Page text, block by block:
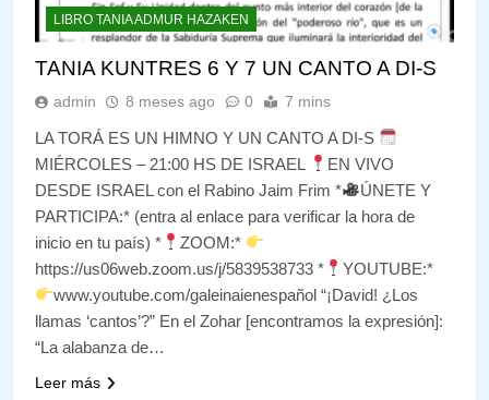
LIBRO TANIA ADMUR HAZAKEN
TANIA KUNTRES 6 Y 7 UN CANTO A DI-S
admin 8 meses ago 0 7 mins
LA TORÁ ES UN HIMNO Y UN CANTO A DI-S
MIÉRCOLES – 21:00 HS DE ISRAEL
EN VIVO
DESDE ISRAEL con el Rabino Jaim Frim *
ÚNETE Y
PARTICIPA:* (entra al enlace para verificar la hora de
inicio en tu país) *
ZOOM:*
https://us06web.zoom.us/j/5839538733 *
YOUTUBE:*
www.youtube.com/galeinaienespañol “¡David! ¿Los
llamas ‘cantos’?” En el Zohar [encontramos la expresión]:
“La alabanza de…
Leer más